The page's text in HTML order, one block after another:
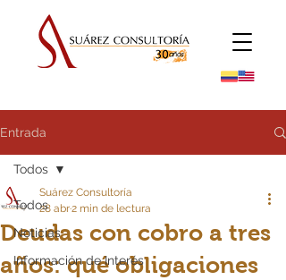
Entrada
Todos
Noticias
Información de Interés
Todos
Deudas con cobro a tres
años: qué obligaciones
Suárez Consultoría
28 abr2 min de lectura